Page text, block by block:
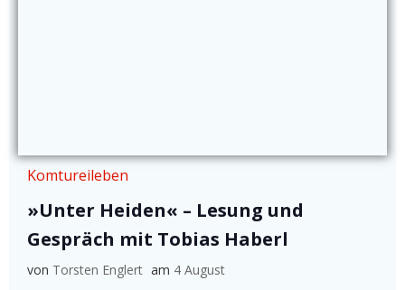
Komtureileben
»Unter Heiden« – Lesung und
Gespräch mit Tobias Haberl
von Torsten Englert am 4 August